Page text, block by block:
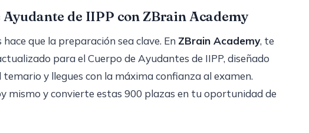
de IIPP con ZBrain Academy
que la preparación sea clave. En ZBrain Academy, te
para el Cuerpo de Ayudantes de IIPP, diseñado
y llegues con la máxima confianza al examen.
mismo y convierte estas 900 plazas en tu oportunidad de